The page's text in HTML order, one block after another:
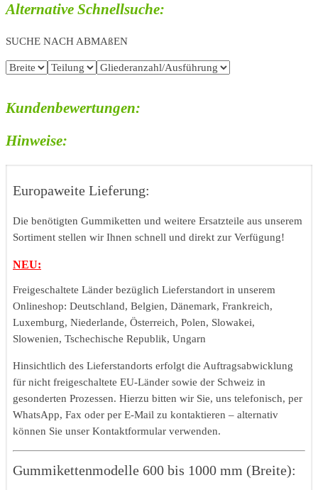
Alternative Schnellsuche:
SUCHE NACH ABMAßEN
Kundenbewertungen:
Hinweise:
Europaweite Lieferung:
Die benötigten Gummiketten und weitere Ersatzteile aus unserem
Sortiment stellen wir Ihnen schnell und direkt zur Verfügung!
NEU:
Freigeschaltete Länder bezüglich Lieferstandort in unserem
Onlineshop: Deutschland, Belgien, Dänemark, Frankreich,
Luxemburg, Niederlande, Österreich, Polen, Slowakei,
Slowenien, Tschechische Republik, Ungarn
Hinsichtlich des Lieferstandorts erfolgt die Auftragsabwicklung
für nicht freigeschaltete EU-Länder sowie der Schweiz in
gesonderten Prozessen. Hierzu bitten wir Sie, uns telefonisch, per
WhatsApp, Fax oder per E-Mail zu kontaktieren – alternativ
können Sie unser Kontaktformular verwenden.
Gummikettenmodelle 600 bis 1000 mm (Breite):